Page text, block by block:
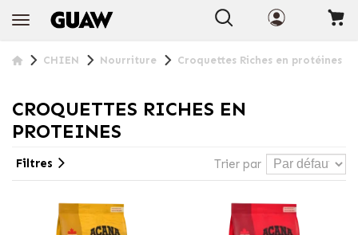
CHIEN Nourriture Croquettes Riches en protéines
CROQUETTES RICHES EN
PROTEINES
Trier par
Filtres